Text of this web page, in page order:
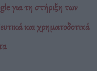
για τη στήριξη των
και χρηματοδοτικά